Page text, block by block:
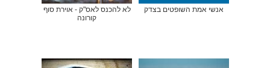
אנשי אמת השופטים בצדק
לא להכנס לאס"ק - אוירת סוף
קורונה